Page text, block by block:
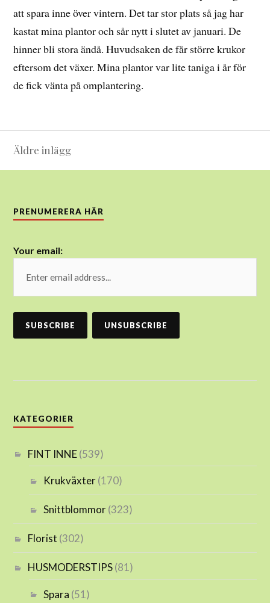
att spara inne över vintern. Det tar stor plats så jag har
kastat mina plantor och sår nytt i slutet av januari. De
hinner bli stora ändå. Huvudsaken de får större krukor
eftersom det växer. Mina plantor var lite taniga i år för
de fick vänta på omplantering.
Inläggsnavigering
Äldre inlägg
PRENUMERERA HÄR
Your email:
KATEGORIER
FINT INNE(539)
Krukväxter(170)
Snittblommor(323)
Florist (302)
HUSMODERSTIPS(81)
Spara (51)